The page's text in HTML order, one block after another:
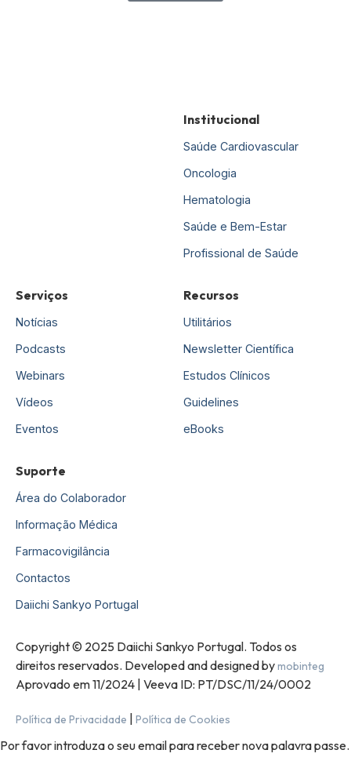
Institucional
Saúde Cardiovascular
Oncologia
Hematologia
Saúde e Bem-Estar
Profissional de Saúde
Serviços
Notícias
Podcasts
Webinars
Vídeos
Eventos
Recursos
Utilitários
Newsletter Científica
Estudos Clínicos
Guidelines
eBooks
Suporte
Área do Colaborador
Informação Médica
Farmacovigilância
Contactos
Daiichi Sankyo Portugal
Copyright © 2025 Daiichi Sankyo Portugal. Todos os
direitos reservados. Developed and designed bymobinteg
Aprovado em 11/2024 | Veeva ID: PT/DSC/11/24/0002
Política de Privacidade | Política de Cookies
Por favor introduza o seu email para receber nova palavra passe.